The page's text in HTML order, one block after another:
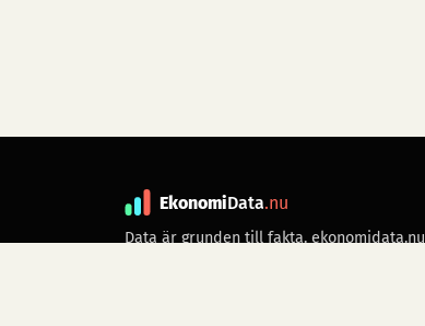
EkonomiData.nu
Data är grunden till fakta. ekonomidata.nu